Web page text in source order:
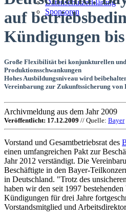
Datenschutzerklärung
Sponsoren
auf
Kündigungen
Große Flexibilität bei konjunkturellen
Produktionsschwankungen
Hohes Ausbildungsniveau wird
Vereinbarung zur Zukunftssicherung von
Archivmeldung aus dem Jahr 2009
Veröffentlicht: 17.12.2009 // Quelle: Bayer
Vorstand und Gesamtbetriebsrat des
einen umfangreichen Pakt zur
Jahr 2012 verständigt. Die
Beschäftigte in den Bayer-
in Deutschland. "Trotz des
haben wir den seit 1997
Kündigungen für drei Jahre
Vorstandsmitglied und